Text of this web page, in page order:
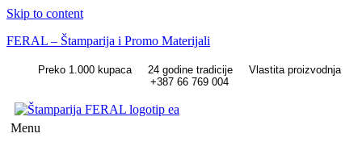
Skip to content
FERAL – Štamparija i Promo Materijali
Preko 1.000 kupaca 24 godine tradicije
Vlastita proizvodnja
+387 66 769 004
Menu